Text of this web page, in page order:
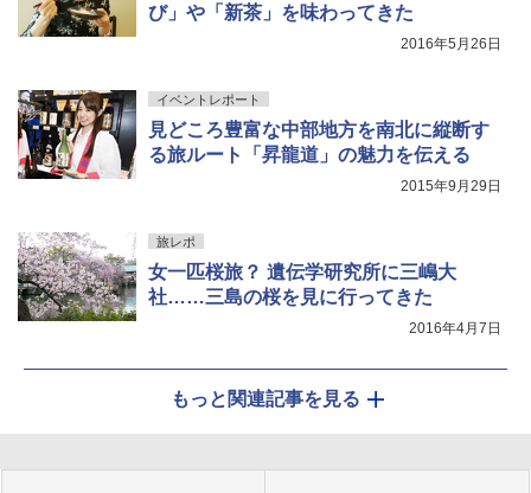
び」や「新茶」を味わってきた
2016年5月26日
イベントレポート
見どころ豊富な中部地方を南北に縦断す
る旅ルート「昇龍道」の魅力を伝える
2015年9月29日
旅レポ
女一匹桜旅？ 遺伝学研究所に三嶋大
社……三島の桜を見に行ってきた
2016年4月7日
もっと関連記事を見る